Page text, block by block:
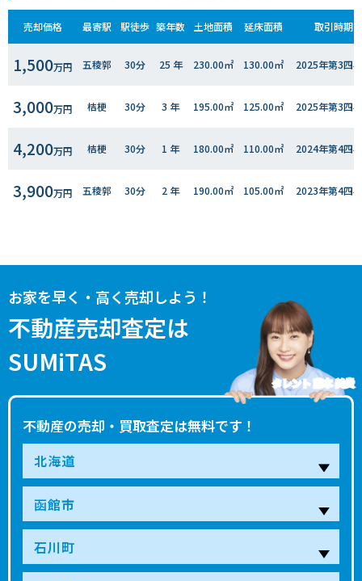
売却価格 最寄駅 駅徒歩 築年数 土地面積 延床面積 取引時期
1,500万円 五稜郭 30分 25 年 230.00㎡ 130.00㎡ 2025年第3四
3,000万円 桔梗 30分 3 年 195.00㎡ 125.00㎡ 2025年第3四
4,200万円 桔梗 30分 1 年 180.00㎡ 110.00㎡ 2024年第4四
3,900万円 五稜郭 30分 2 年 190.00㎡ 105.00㎡ 2023年第4四
1,800 万円 桔梗 30分 20 年 105.00㎡ 2023年第２四
2,500万円 桔梗 115.00㎡ 2023年第１四
2,400 桔梗 30分 7 年 185.00㎡ 110.00㎡ 2023年第１四
1,100万円 五稜郭 30分 46 年 240.00㎡ 125.00㎡ 2022年第４四
430万円 桔梗 30分 49 年 170.00㎡ 90.00㎡ 2022年第3四
1,800万円 五稜郭 30分 25 年 195.00㎡ 120.00㎡ 2022年第１四
2,100万円 五稜郭 30分 26 年 195.00㎡ 150.00㎡ 2021年第４四
お家を早く・高く売却しよう！
不動産売却査定は
SUMiTAS
不動産の売却・買取査定は無料です！
タレント 藤本 美貴